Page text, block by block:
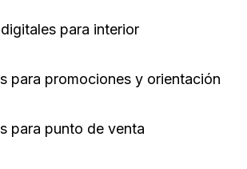
para interior
para promociones y orientación
para punto de venta